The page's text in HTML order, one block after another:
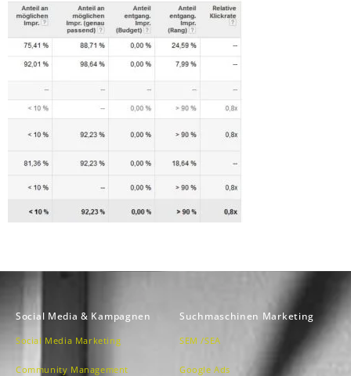
Social Media & Kampagnen
Social Media Marketing
Community Management
Suchmaschinen Marketing
SEM /SEA
Google Ads